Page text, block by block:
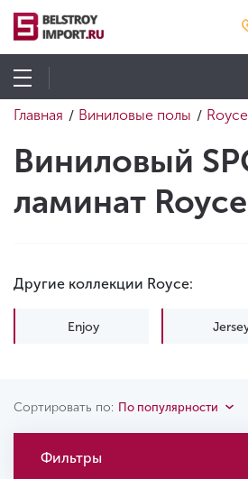
Главная / Виниловые полы / Royce
Виниловый
ламинат
Другие коллекции Royce:
Enjoy
Сортировать по: По популярности
Фильтры